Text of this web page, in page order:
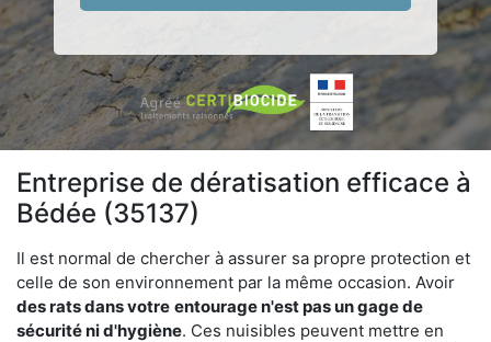
Entreprise de dératisation efficace à
Bédée (35137)
Il est normal de chercher à assurer sa propre protection et
celle de son environnement par la même occasion. Avoir
des rats dans votre entourage n'est pas un gage de
sécurité ni d'hygiène. Ces nuisibles peuvent mettre en